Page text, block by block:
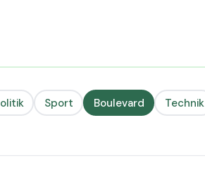
Sport Boulevard Technik